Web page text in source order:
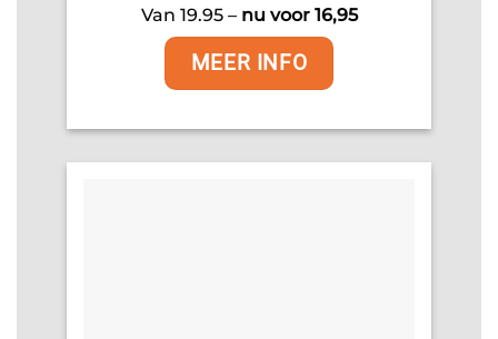
Van 19.95 – nu voor 16,95
MEER INFO